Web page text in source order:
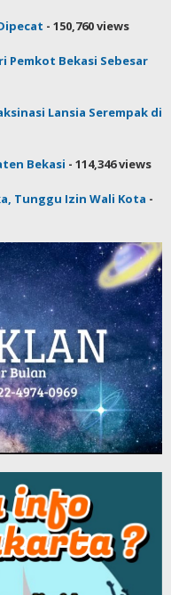
- 150,760 views
Pemkot Bekasi Sebesar
Lansia Serempak di
Bekasi - 114,346 views
Tunggu Izin Wali Kota -